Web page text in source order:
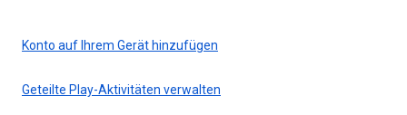
Konto auf Ihrem Gerät hinzufügen
Geteilte Play-Aktivitäten verwalten